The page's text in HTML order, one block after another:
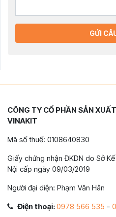
GỬI
CÔNG TY CỔ PHẦN SẢN
VINAKIT
Mã số thuế: 0108640830
Giấy chứng nhận ĐKDN do Sở
Nội cấp ngày 09/03/2019
Người đại diện: Phạm Văn Hân
Điện thoại:0978 566 535 -